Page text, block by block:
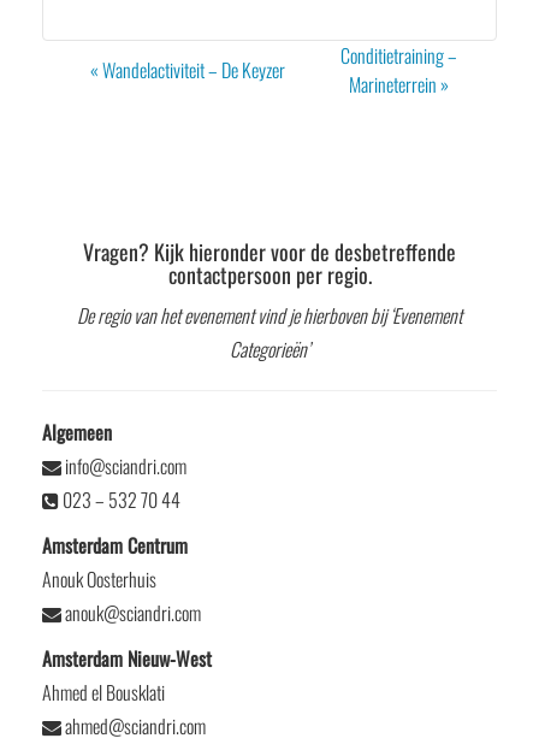
Evenement
Navigatie
«Wandelactiviteit – De Keyzer
Conditietraining –
Marineterrein»
Vragen? Kijk hieronder voor de desbetreffende
contactpersoon per regio.
De regio van het evenement vind je hierboven bij ‘Evenement
Categorieën’
Algemeen
info@sciandri.com
023 – 532 70 44
Amsterdam Centrum
Anouk Oosterhuis
anouk@sciandri.com
Amsterdam Nieuw-West
Ahmed el Bousklati
ahmed@sciandri.com